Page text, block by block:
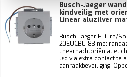
Busch-Jaeger
kindveilig met
Linear aluzilver
Busch-Jaeger Future/
20EUCBLI-83 met
led via extra contact te
aanraakbeveiliging.